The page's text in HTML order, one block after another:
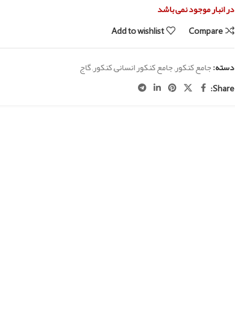
در انبار موجود نمی باشد
Compare
Add to wishlist
دسته:جامع کنکور,جامع کنکور انسانی,کنکور,گاج
Share: